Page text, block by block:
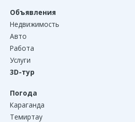
Объявления
Недвижимость
Авто
Работа
Услуги
3D-тур
Погода
Караганда
Темиртау